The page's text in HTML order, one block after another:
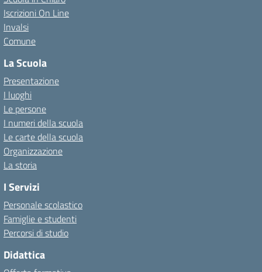
Iscrizioni On Line
Invalsi
Comune
La Scuola
Presentazione
I luoghi
Le persone
I numeri della scuola
Le carte della scuola
Organizzazione
La storia
I Servizi
Personale scolastico
Famiglie e studenti
Percorsi di studio
Didattica